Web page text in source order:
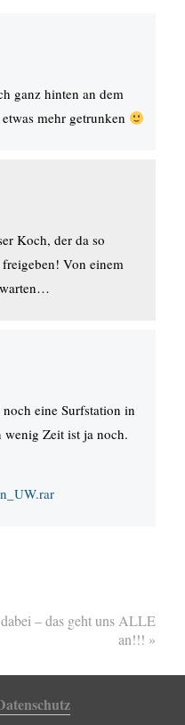
ganz hinten an dem
mehr getrunken
Koch, der da so
Von einem
eine Surfstation in
wenig Zeit ist ja noch.
– das geht uns ALLE
an!!! »